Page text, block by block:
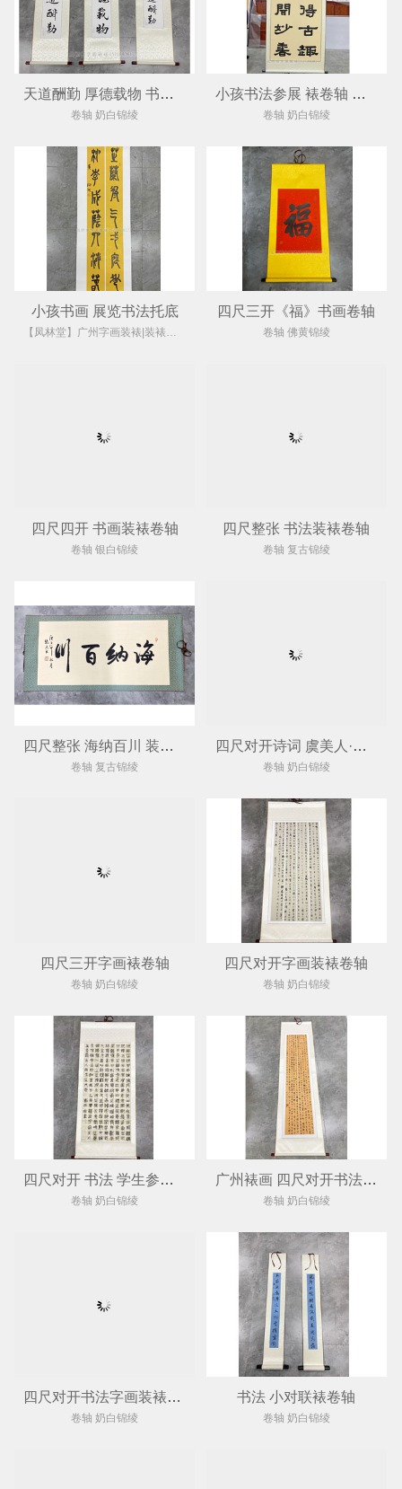
天道酬勤 厚德载物 书画裱卷轴挂轴
卷轴 奶白锦绫
小孩书法参展 裱卷轴 书画装裱
卷轴 奶白锦绫
小孩书画 展览书法托底 四尺三开《福》书画卷轴
卷轴 佛黄锦绫
四尺四开 书画装裱卷轴
卷轴 银白锦绫
四尺整张 书法装裱卷轴
卷轴 复古锦绫
四尺整张 海纳百川 装裱卷轴
卷轴 复古锦绫
四尺对开诗词 虞美人·春花秋月何时了 装裱卷轴
卷轴 奶白锦绫
四尺三开字画裱卷轴
卷轴 奶白锦绫
四尺对开字画装裱卷轴
卷轴 奶白锦绫
四尺对开 书法 学生参展作品裱卷轴
卷轴 奶白锦绫
广州裱画 四尺对开书法装裱卷轴
卷轴 奶白锦绫
四尺对开书法字画装裱卷轴
卷轴 奶白锦绫
书法 小对联裱卷轴
卷轴 奶白锦绫